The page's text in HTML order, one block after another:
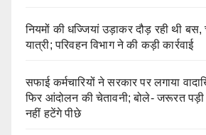
नियमों की धज्जियां उड़ाकर दौड़ रही थी
यात्री; परिवहन विभाग ने की कड़ी कार्रवाई
सफाई कर्मचारियों ने सरकार पर लगाया
फिर आंदोलन की चेतावनी; बोले- जरूरत
नहीं हटेंगे पीछे